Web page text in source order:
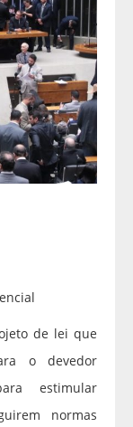
de lei que
o devedor
estimular
normas